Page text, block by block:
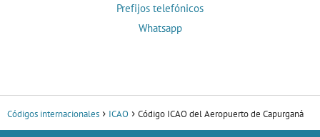
Prefijos telefónicos
Whatsapp
Códigos internacionales ICAO Código ICAO del Aeropuerto de Capurganá